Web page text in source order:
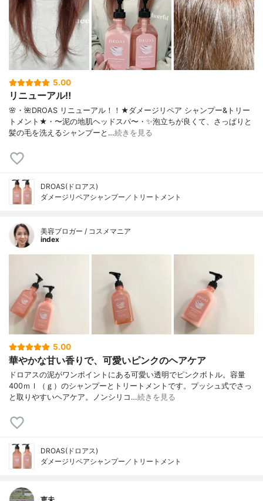
5.00
リニューアル‼️
🌸・🌺DROAS リニューアル！！★ダメージリペア シャンプー&トリー
トメント★・〜泥の地肌ヘッドスパ〜・✨泡立ちが良くて、さっぱりと
髪の毛を洗えるシャンプーと…続きを見る
DROAS(ドロアス)
ダメージリペアシャンプー／トリートメント
美容ブロガー / コスメマニア
index
5.00
華やかな甘い香りで、可愛いピンクのヘアケア
ドロアスの泥がワンポイントにある可愛い透明でピンクボトル。容量
400ｍｌ（ｇ）のシャンプーとトリートメントです。プッシュ式でさっ
と取りやすいヘアケア。ノンシリコ…続きを見る
DROAS(ドロアス)
ダメージリペアシャンプー／トリートメント